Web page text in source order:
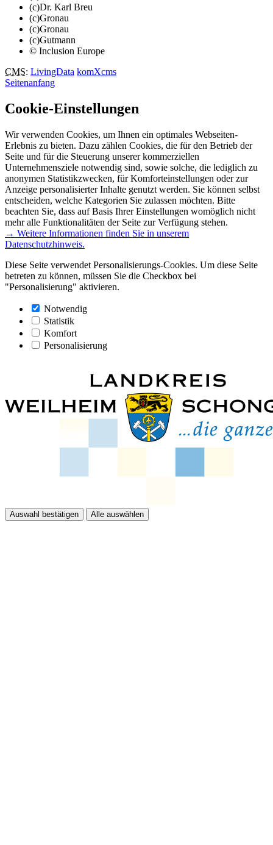
(c)Dr. Karl Breu
(c)Gronau
(c)Gronau
(c)Gutmann
© Inclusion Europe
CMS: LivingData komXcms
Seitenanfang
Cookie-Einstellungen
Wir verwenden Cookies, um Ihnen ein optimales Webseiten-
Erlebnis zu bieten. Dazu zählen Cookies, die für den Betrieb der
Seite und für die Steuerung unserer kommerziellen
Unternehmensziele notwendig sind, sowie solche, die lediglich zu
anonymen Statistikzwecken, für Komforteinstellungen oder zur
Anzeige personalisierter Inhalte genutzt werden. Sie können selbst
entscheiden, welche Kategorien Sie zulassen möchten. Bitte
beachten Sie, dass auf Basis Ihrer Einstellungen womöglich nicht
mehr alle Funktionalitäten der Seite zur Verfügung stehen.
→ Weitere Informationen finden Sie in unserem
Datenschutzhinweis.
Diese Seite verwendet Personalisierungs-Cookies. Um diese Seite
betreten zu können, müssen Sie die Checkbox bei
"Personalisierung" aktivieren.
Notwendig
Statistik
Komfort
Personalisierung
Auswahl bestätigen Alle auswählen